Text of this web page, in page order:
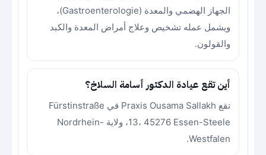
الجهاز الهضمي والمعدة (Gastroenterologie)،
ويشمل عمله تشخيص وعلاج أمراض المعدة والكبد
والقولون.
أين تقع عيادة الدكتور أسامة السلاخ؟
تقع Praxis Ousama Sallakh في Fürstinstraße
13، 45276 Essen-Steele، ولاية Nordrhein-
Westfalen.